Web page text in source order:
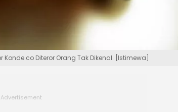
Diteror Orang Tak Dikenal. [Istimewa]